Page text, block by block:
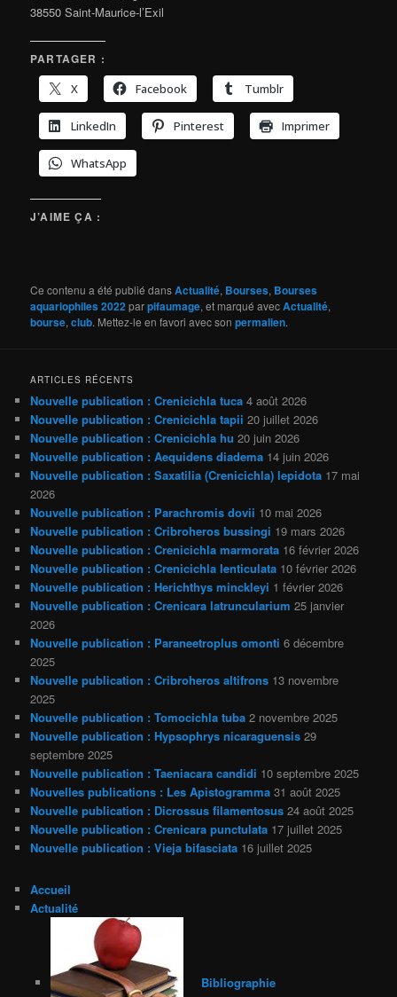
38550 Saint-Maurice-l’Exil
PARTAGER :
X
Facebook Tumblr
LinkedIn Pinterest Imprimer
WhatsApp
J’AIME ÇA :
Ce contenu a été publié dansActualité, Bourses, Bourses
aquariophiles 2022 parpifaumage, et marqué avecActualité,
bourse,club. Mettez-le en favori avec sonpermalien.
ARTICLES RÉCENTS
Nouvelle publication : Crenicichla tuca 4 août 2026
Nouvelle publication : Crenicichla tapii 20 juillet 2026
Nouvelle publication : Crenicichla hu 20 juin 2026
Nouvelle publication : Aequidens diadema 14 juin 2026
Nouvelle publication : Saxatilia (Crenicichla) lepidota 17 mai
2026
Nouvelle publication : Parachromis dovii 10 mai 2026
Nouvelle publication : Cribroheros bussingi 19 mars 2026
Nouvelle publication : Crenicichla marmorata 16 février 2026
Nouvelle publication : Crenicichla lenticulata 10 février 2026
Nouvelle publication : Herichthys minckleyi 1 février 2026
Nouvelle publication : Crenicara latruncularium 25 janvier
2026
Nouvelle publication : Paraneetroplus omonti 6 décembre
2025
Nouvelle publication : Cribroheros altifrons 13 novembre
2025
Nouvelle publication : Tomocichla tuba 2 novembre 2025
Nouvelle publication : Hypsophrys nicaraguensis 29
septembre 2025
Nouvelle publication : Taeniacara candidi 10 septembre 2025
Nouvelles publications : Les Apistogramma 31 août 2025
Nouvelle publication : Dicrossus filamentosus 24 août 2025
Nouvelle publication : Crenicara punctulata 17 juillet 2025
Nouvelle publication : Vieja bifasciata 16 juillet 2025
Accueil
Actualité
Bibliographie